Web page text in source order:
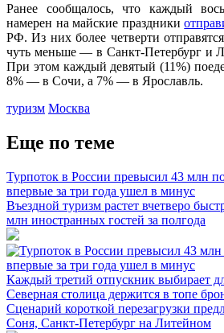
Ранее сообщалось, что каждый
намерен на майские праздники
РФ. Из них более четверти
чуть меньше — в Санкт-Петербург и
При этом каждый девятый (11%)
8% — в Сочи, а 7% — в Ярославль.
туризм Москва
Еще по теме
Турпоток в России превысил 43 млн
впервые за три года ушел в минус
Въездной туризм растет вчетверо
млн иностранных гостей за полгода
Каждый третий отпускник выбирает
Северная столица держится в топе
Сценарий короткой перезагрузки
Соня, Санкт-Петербург на Литейном